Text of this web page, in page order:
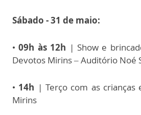
Sábado - 31 de maio:
•09h às 12h | Show e
Devotos Mirins – Auditório Noé
• 14h | Terço com as crianças
Mirins